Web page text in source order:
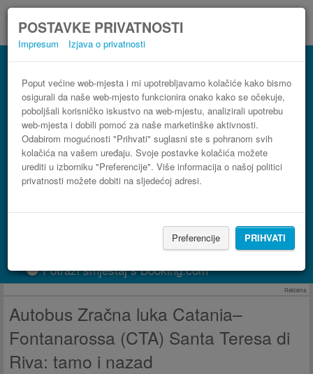
POSTAVKE PRIVATNOSTI
Impresum Izjava o privatnosti
Poput većine web-mjesta i mi upotrebljavamo kolačiće kako bismo
osigurali da naše web-mjesto funkcionira onako kako se očekuje,
poboljšali korisničko iskustvo na web-mjestu, analizirali upotrebu
web-mjesta i dobili pomoć za naše marketinške aktivnosti.
Odabirom mogućnosti "Prihvati" suglasni ste s pohranom svih
kolačića na vašem uređaju. Svoje postavke kolačića možete
urediti u izborniku "Preferencije". Više informacija o našoj politici
privatnosti možete dobiti na sljedećoj adresi.
Preferencije PRIHVATI
Autobus Santa Teresa di Riva Zračna luka
Catania–Fontanarossa (CTA)
3 koraka do najpovoljnije autobusne karte
PRONAĐI LINIJU
Potraži smještaj s Booking.com
Reklama
Autobus Zračna luka Catania–
Fontanarossa (CTA) Santa Teresa di
Riva: tamo i nazad